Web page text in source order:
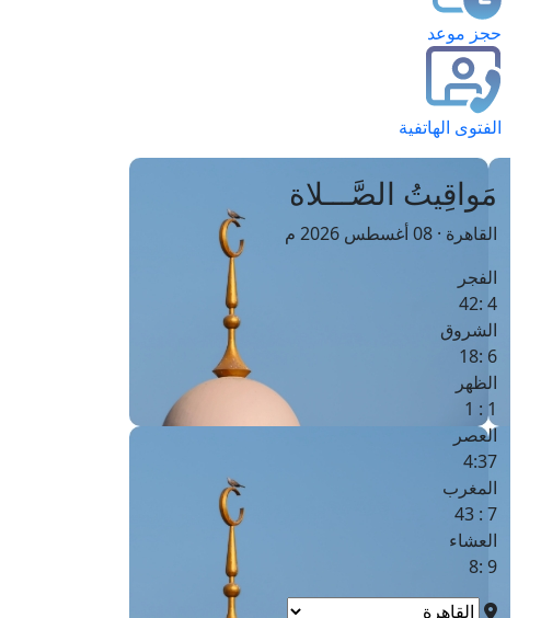
حجز موعد
الفتوى الهاتفية
مَواقِيتُ الصَّـــلاة
القاهرة · 08 أغسطس 2026 م
الفجر
4 :42
الشروق
6 :18
الظهر
1 : 1
العصر
4:37
المغرب
7 : 43
العشاء
9 :8